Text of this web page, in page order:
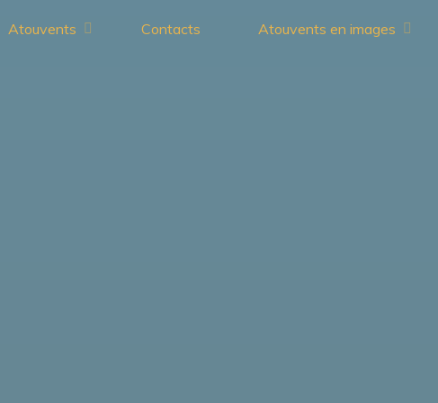
Atouvents Contacts Atouvents en images